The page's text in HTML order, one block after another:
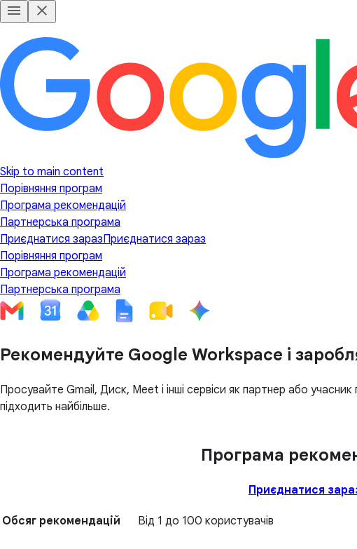
Skip to main content
Порівняння програм
Програма рекомендацій
Партнерська програма
Приєднатися заразПриєднатися зараз
Порівняння програм
Програма рекомендацій
Партнерська програма
Рекомендуйте Google Workspace і
Просувайте Gmail, Диск, Meet і інші сервіси як партнер або
підходить найбільше.
Програма
Приєднатися
Обсяг рекомендацій Від 1 до 100 користувачів